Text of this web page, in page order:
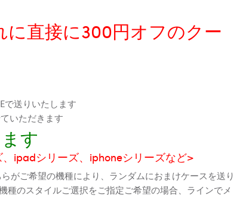
に直接に300円オフのクー
で送りいたします
いただきます
す
ipadシリーズ、iphoneシリーズなど>
がご希望の機種により、ランダムにおまけケースを送り
のスタイルご選択をご指定ご希望の場合、ラインでメ